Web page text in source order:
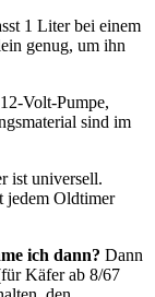
1 Liter bei einem
genug, um ihn
Volt-Pumpe,
sind im
ist universell.
jedem Oldtimer
ich dann? Dann
Käfer ab 8/67